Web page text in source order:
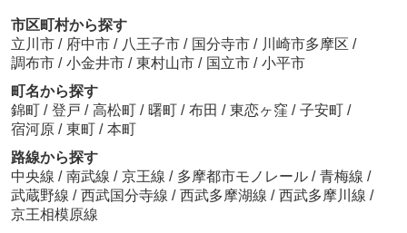
市区町村から探す
立川市 / 府中市 / 八王子市 / 国分寺市 / 川崎市多摩区 /
調布市 / 小金井市 / 東村山市 / 国立市 / 小平市
町名から探す
錦町 / 登戸 / 高松町 / 曙町 / 布田 / 東恋ヶ窪 / 子安町 /
宿河原 / 東町 / 本町
路線から探す
中央線 / 南武線 / 京王線 / 多摩都市モノレール / 青梅線 /
武蔵野線 / 西武国分寺線 / 西武多摩湖線 / 西武多摩川線 /
京王相模原線